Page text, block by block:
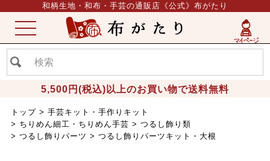
和柄生地・和布・手芸の通販店《公式》布がたり
5,500円(税込)以上のお買い物で送料無料
ME
NU
トップ
手芸キット・手作りキット
ちりめん細工・ちりめん手芸
つるし飾り類
つるし飾りパーツ
つるし飾りパーツキット・大根